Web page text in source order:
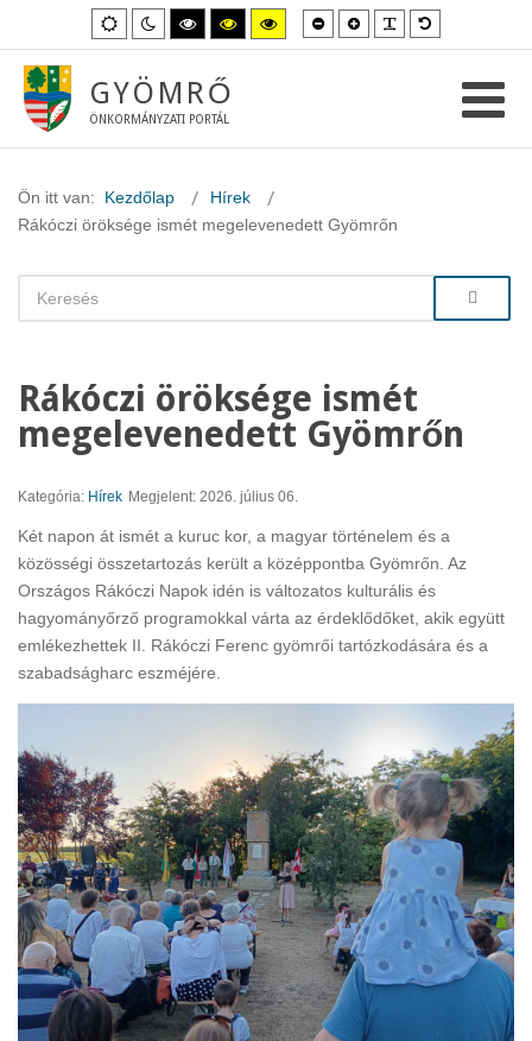
Alapértelmezett
mód
Éjszakai
mód
Magas
kontraszt
fekete-
mód.
Magas
kontraszt
fekete-
Magas
kontraszt
sárga-
Kisebb
betűméret
Nagyobb
betűméret
GYÖMRŐ
ÖNKORMÁNYZATI PORTÁL
Ön itt van: Kezdőlap
Hírek
Rákóczi öröksége ismét megelevenedett Gyömrőn
Rákóczi öröksége ismét
megelevenedett Gyömrőn
Kategória: Hírek Megjelent: 2026. július 06.
Két napon át ismét a kuruc kor, a magyar történelem és a
közösségi összetartozás került a középpontba Gyömrőn. Az
Országos Rákóczi Napok idén is változatos kulturális és
hagyományőrző programokkal várta az érdeklődőket, akik együtt
emlékezhettek II. Rákóczi Ferenc gyömrői tartózkodására és a
szabadságharc eszméjére.